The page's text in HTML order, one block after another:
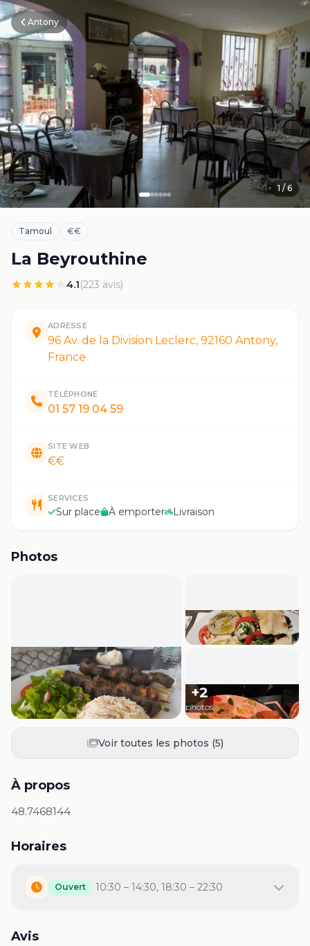
Antony
1 /6
Tamoul €€
La Beyrouthine
4.1(223 avis)
ADRESSE
96 Av. de la Division Leclerc, 92160 Antony,
France
TÉLÉPHONE
01 57 19 04 59
SITE WEB
€€
SERVICES
Sur place À emporter Livraison
Photos
+2
photos
Voir toutes les photos (5)
À propos
48.7468144
Horaires
Ouvert 10:30 – 14:30, 18:30 – 22:30
Avis